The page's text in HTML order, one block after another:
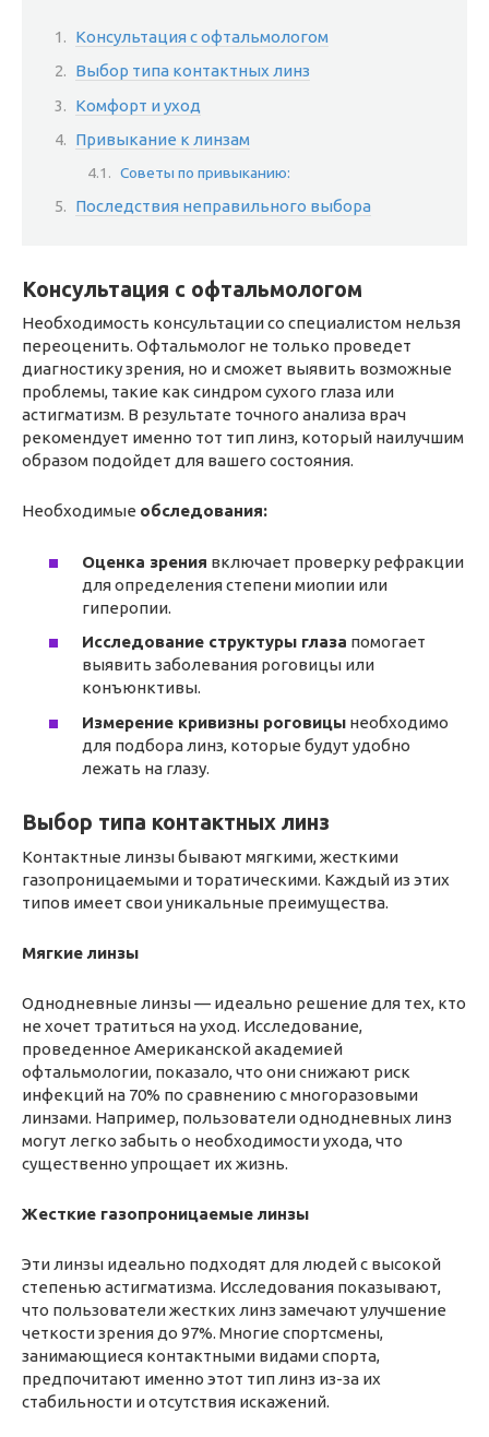
Консультация с офтальмологом
Выбор типа контактных линз
Комфорт и уход
Привыкание к линзам
Советы по привыканию:
Последствия неправильного выбора
Консультация с офтальмологом
Необходимость консультации со специалистом нельзя
переоценить. Офтальмолог не только проведет
диагностику зрения, но и сможет выявить возможные
проблемы, такие как синдром сухого глаза или
астигматизм. В результате точного анализа врач
рекомендует именно тот тип линз, который наилучшим
образом подойдет для вашего состояния.
Необходимые обследования:
Оценка зрения включает проверку рефракции
для определения степени миопии или
гиперопии.
Исследование структуры глаза помогает
выявить заболевания роговицы или
конъюнктивы.
Измерение кривизны роговицы необходимо
для подбора линз, которые будут удобно
лежать на глазу.
Выбор типа контактных линз
Контактные линзы бывают мягкими, жесткими
газопроницаемыми и торатическими. Каждый из этих
типов имеет свои уникальные преимущества.
Мягкие линзы
Однодневные линзы — идеально решение для тех, кто
не хочет тратиться на уход. Исследование,
проведенное Американской академией
офтальмологии, показало, что они снижают риск
инфекций на 70% по сравнению с многоразовыми
линзами. Например, пользователи однодневных линз
могут легко забыть о необходимости ухода, что
существенно упрощает их жизнь.
Жесткие газопроницаемые линзы
Эти линзы идеально подходят для людей с высокой
степенью астигматизма. Исследования показывают,
что пользователи жестких линз замечают улучшение
четкости зрения до 97%. Многие спортсмены,
занимающиеся контактными видами спорта,
предпочитают именно этот тип линз из-за их
стабильности и отсутствия искажений.